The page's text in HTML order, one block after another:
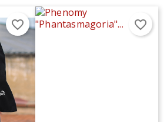
favorite_border favorite_border